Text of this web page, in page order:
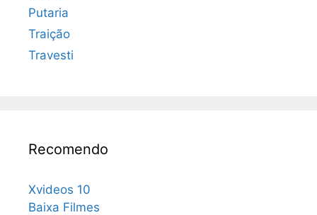
Putaria
Traição
Travesti
Recomendo
Xvideos 10
Baixa Filmes